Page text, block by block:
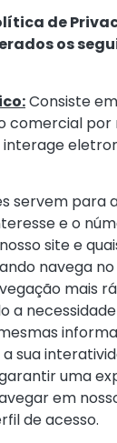
de
os
Consiste
comercial por
interage
servem para
e o
site e
navega
mais
a
sua
uma
em
de acesso.